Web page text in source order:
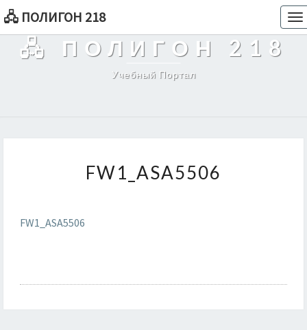
🖧 ПОЛИГОН 218
🖧 ПОЛИГОН 218
Учебный Портал
FW1_ASA5506
FW1_ASA5506